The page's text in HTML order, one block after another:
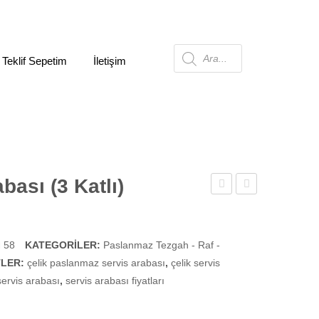
Teklif Sepetim İletişim Products
Katlı)
(3 Katlı)
58 KATEGORILER: Paslanmaz Tezgah - Raf -
çelik paslanmaz servis arabası, çelik servis
arabası, servis arabası fiyatları